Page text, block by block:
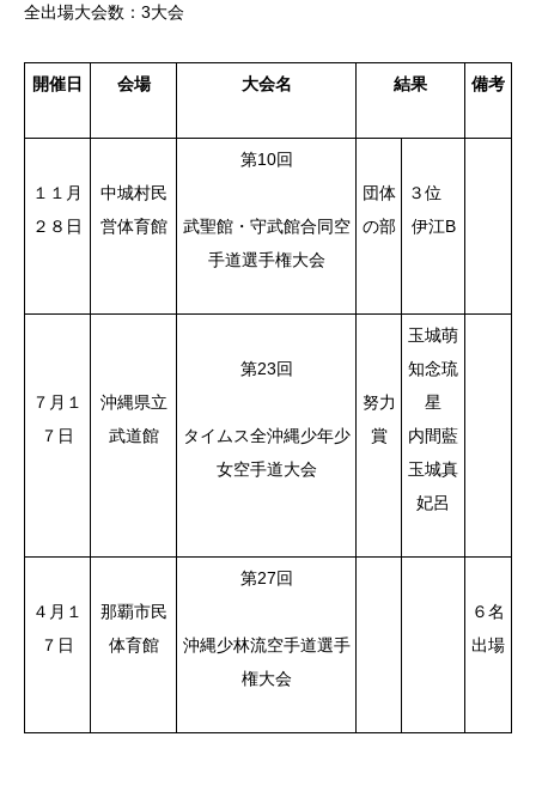
全出場大会数：3大会
開催日 会場 大会名 結果 備考
１１月
２８日
中城村民
営体育館
第10回
武聖館・守武館合同空
手道選手権大会
団体
の部
３位
伊江B
７月１
７日
沖縄県立
武道館
第23回
タイムス全沖縄少年少
女空手道大会
努力
賞
玉城萌
知念琉
星
内間藍
玉城真
妃呂
４月１
７日
那覇市民
体育館
第27回
沖縄少林流空手道選手
権大会
６名
出場